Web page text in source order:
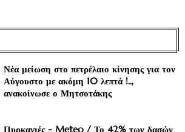
Νέα μείωση στο πετρέλαιο κίνησης για τον
Αύγουστο με ακόμη 10 λεπτά !..,
ανακοίνωσε ο Μητσοτάκης
Πυρκαγιές - Meteo / Το 42% των δασών